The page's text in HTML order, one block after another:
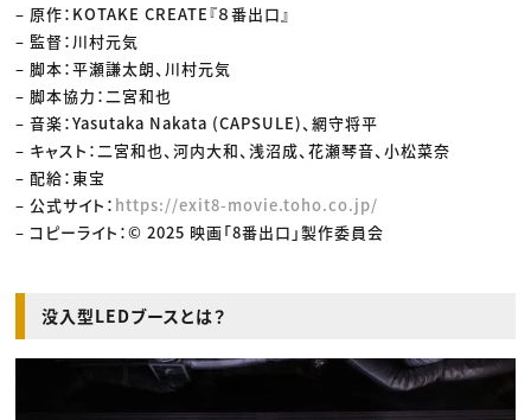
– 原作：KOTAKE CREATE『８番出口』
– 監督：川村元気
– 脚本：平瀬謙太朗、川村元気
– 脚本協力：二宮和也
– 音楽：Yasutaka Nakata (CAPSULE)、網守将平
– キャスト：二宮和也、河内大和、浅沼成、花瀬琴音、小松菜奈
– 配給：東宝
– 公式サイト： https://exit8-movie.toho.co.jp/
– コピーライト：© 2025 映画「8番出口」製作委員会
没入型LEDブースとは？